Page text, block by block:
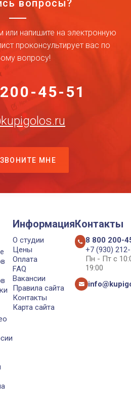
вопросы?
или напишите на электронную
проконсультирует вас по
вопросу!
45-51
МНЕ
Информация
О студии
Цены
Оплата
FAQ
Вакансии
Правила сайта
Контакты
Карта сайта
Контакты
8 800 200-
+7 (930)
Пн - Пт с
19:00